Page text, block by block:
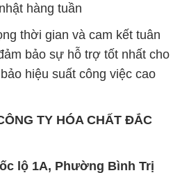
hàng tuần
thời gian và cam kết tuân
bảo sự hỗ trợ tốt nhất cho
hiệu suất công việc cao
TY HÓA CHẤT ĐẮC
lộ 1A, Phường Bình Trị